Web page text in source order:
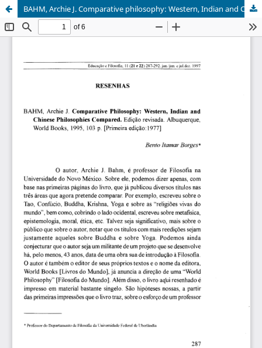
BAHM, Archie J. Comparative philosophy: Western, Indian and Chinese Philosophies Compared. Edição revisada. Albuquerque. World Books, 1995, 103 p. [Primeira edição: 1977]